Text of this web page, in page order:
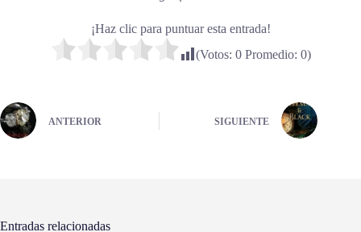
¡Haz clic para puntuar esta entrada!
(Votos: 0Promedio: 0)
ANTERIOR SIGUIENTE
Entradas relacionadas